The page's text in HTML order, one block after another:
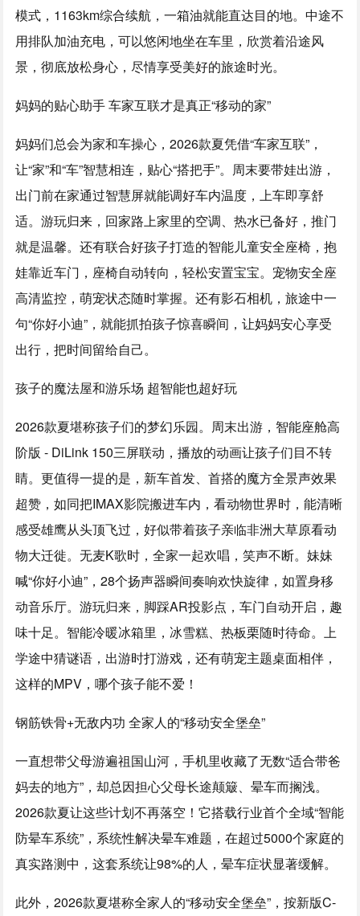
模式，1163km综合续航，一箱油就能直达目的地。中途不
用排队加油充电，可以悠闲地坐在车里，欣赏着沿途风
景，彻底放松身心，尽情享受美好的旅途时光。
妈妈的贴心助手 车家互联才是真正“移动的家”
妈妈们总会为家和车操心，2026款夏凭借“车家互联”，
让“家”和“车”智慧相连，贴心“搭把手”。周末要带娃出游，
出门前在家通过智慧屏就能调好车内温度，上车即享舒
适。游玩归来，回家路上家里的空调、热水已备好，推门
就是温馨。还有联合好孩子打造的智能儿童安全座椅，抱
娃靠近车门，座椅自动转向，轻松安置宝宝。宠物安全座
高清监控，萌宠状态随时掌握。还有影石相机，旅途中一
句“你好小迪”，就能抓拍孩子惊喜瞬间，让妈妈安心享受
出行，把时间留给自己。
孩子的魔法屋和游乐场 超智能也超好玩
2026款夏堪称孩子们的梦幻乐园。周末出游，智能座舱高
阶版 - DiLink 150三屏联动，播放的动画让孩子们目不转
睛。更值得一提的是，新车首发、首搭的魔方全景声效果
超赞，如同把IMAX影院搬进车内，看动物世界时，能清晰
感受雄鹰从头顶飞过，好似带着孩子亲临非洲大草原看动
物大迁徙。无麦K歌时，全家一起欢唱，笑声不断。妹妹
喊“你好小迪”，28个扬声器瞬间奏响欢快旋律，如置身移
动音乐厅。游玩归来，脚踩AR投影点，车门自动开启，趣
味十足。智能冷暖冰箱里，冰雪糕、热板栗随时待命。上
学途中猜谜语，出游时打游戏，还有萌宠主题桌面相伴，
这样的MPV，哪个孩子能不爱！
钢筋铁骨+无敌内功 全家人的“移动安全堡垒”
一直想带父母游遍祖国山河，手机里收藏了无数“适合带爸
妈去的地方”，却总因担心父母长途颠簸、晕车而搁浅。
2026款夏让这些计划不再落空！它搭载行业首个全域“智能
防晕车系统”，系统性解决晕车难题，在超过5000个家庭的
真实路测中，这套系统让98%的人，晕车症状显著缓解。
此外，2026款夏堪称全家人的“移动安全堡垒”，按新版C-